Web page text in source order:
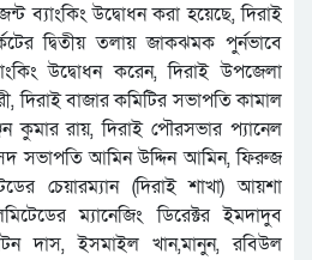
ব্যাংকিং উদ্বোধন করা হয়েছে, দিরাই
দ্বিতীয় তলায় জাকঝমক পুর্নভাবে
উদ্বোধন করেন, দিরাই উপজেলা
দিরাই বাজার কমিটির সভাপতি কামাল
কুমার রায়, দিরাই পৌরসভার প্যানেল
সভাপতি আমিন উদ্দিন আমিন, ফিরুজ
চেয়ারম্যান (দিরাই শাখা) আয়শা
ম্যানেজিং ডিরেক্টর ইমদাদুব
দাস, ইসমাইল খান,মানুন, রবিউল